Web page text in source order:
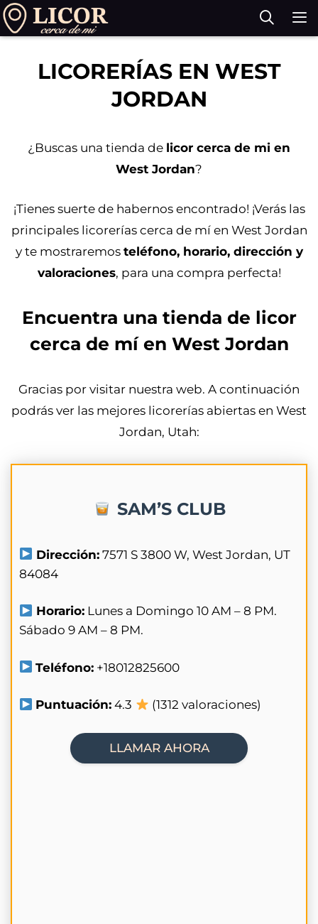
Saltar
al
LICORERÍAS EN WEST
JORDAN
¿Buscas una tienda de licor cerca de mi en
West Jordan?
¡Tienes suerte de habernos encontrado! ¡Verás las
principales licorerías cerca de mí en West Jordan
y te mostraremos teléfono, horario, dirección y
valoraciones, para una compra perfecta!
Encuentra una tienda de licor
cerca de mí en West Jordan
Gracias por visitar nuestra web. A continuación
podrás ver las mejores licorerías abiertas en West
Jordan, Utah:
SAM’S CLUB
Dirección: 7571 S 3800 W, West Jordan, UT
84084
Horario: Lunes a Domingo 10 AM – 8 PM.
Sábado 9 AM – 8 PM.
Teléfono: +18012825600
Puntuación: 4.3 (1312 valoraciones)
LLAMAR AHORA